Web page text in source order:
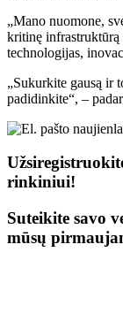
„Mano nuomone,
kritinę infrastruktūrą
technologijas,
„Sukurkite gausą ir
padidinkite“, –
rinkiniui!
Suteikite savo
mūsų